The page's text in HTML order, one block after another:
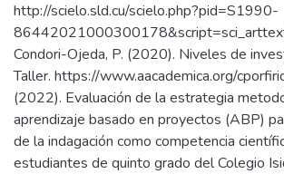
http://scielo.sld.cu/scielo.php?pid=S1990-
Condori-Ojeda, P. (2020). Niveles de
Taller. https://www.aacademica.org/
(2022). Evaluación de la estrategia
aprendizaje basado en proyectos (ABP)
de la indagación como competencia
estudiantes de quinto grado del Colegio